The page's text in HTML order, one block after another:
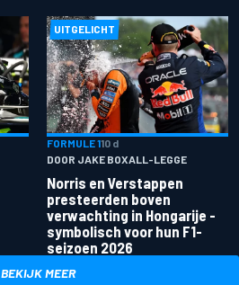
UITGELICHT
FORMULE 110 d
DOOR JAKE BOXALL-LEGGE
Norris en Verstappen
presteerden boven
verwachting in Hongarije -
symbolisch voor hun F1-
seizoen 2026
BEKIJK MEER